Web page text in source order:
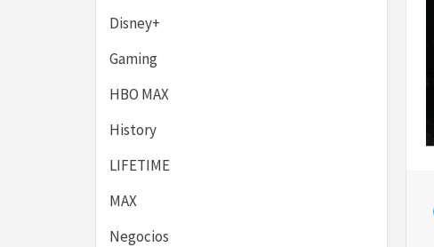
Disney+
Gaming
HBO MAX
History
LIFETIME
MAX
Negocios